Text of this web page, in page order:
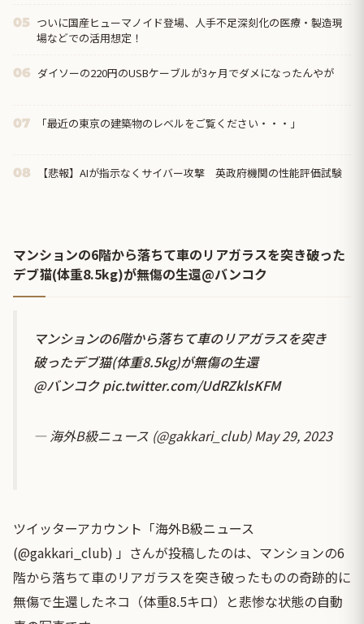
05 ついに国産ヒューマノイド登場、人手不足深刻化の医療・製造現
場などでの活用想定！
06 ダイソーの220円のUSBケーブルが3ヶ月でダメになったんやが
07 「最近の東京の建築物のレベルをご覧ください・・・」
08 【悲報】AIが指示なくサイバー攻撃 英政府機関の性能評価試験
マンションの6階から落ちて車のリアガラスを突き破った
デブ猫(体重8.5kg)が無傷の生還@バンコク
マンションの6階から落ちて車のリアガラスを突き
破ったデブ猫(体重8.5kg)が無傷の生還
@バンコクpic.twitter.com/UdRZklsKFM
— 海外B級ニュース (@gakkari_club)May 29, 2023
ツイッターアカウント「海外B級ニュース
(@gakkari_club) 」さんが投稿したのは、マンションの6
階から落ちて車のリアガラスを突き破ったものの奇跡的に
無傷で生還したネコ（体重8.5キロ）と悲惨な状態の自動